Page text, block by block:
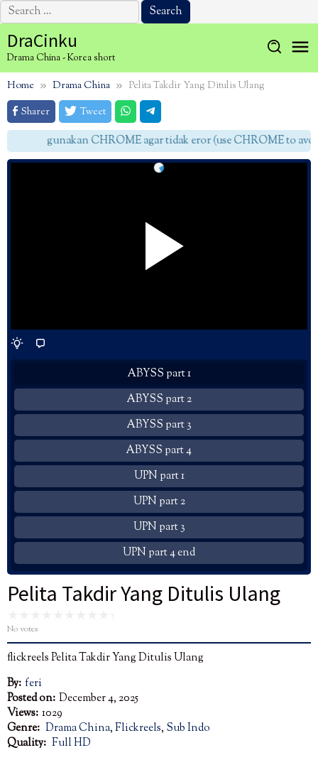
Search
for:
to
content
DraCinku
Drama China - Korea short
Home Drama China
Pelita Takdir Yang Ditulis Ulang
Sharer
Tweet
gunakan CHROME agar tidak eror (use CHROME to
ABYSS part 1
ABYSS part 2
ABYSS part 3
ABYSS part 4
UPN part 1
UPN part 2
UPN part 3
UPN part 4 end
Pelita Takdir Yang Ditulis Ulang
No votes
flickreels Pelita Takdir Yang Ditulis Ulang
By: feri
Posted on: December 4, 2025
Views: 1029
Genre: Drama China,Flickreels, Sub Indo
Quality: Full HD